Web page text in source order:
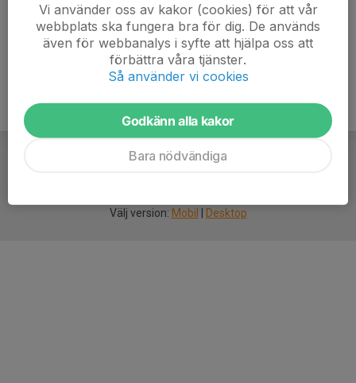
Välj version: Mobil Desktop
Vi använder oss av kakor (cookies) för att vår
webbplats ska fungera bra för dig. De används
även för webbanalys i syfte att hjälpa oss att
förbättra våra tjänster.
Så använder vi cookies
Godkänn alla kakor
Bara nödvändiga